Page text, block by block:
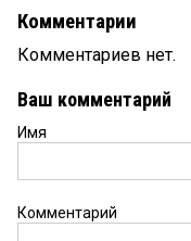
Комментарии
Комментариев нет.
Ваш комментарий
Имя
Комментарий